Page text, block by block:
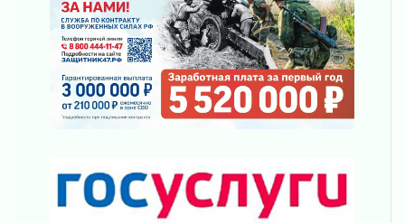
Строительные компании Ленобласти
подняли зарплаты почти на 40% за год
03 августа 2026
Шесть новых жизней в честь дня рождения
Ленинградской области
03 августа 2026
Ленобласть отмечает День Воздушно-
десантных войск